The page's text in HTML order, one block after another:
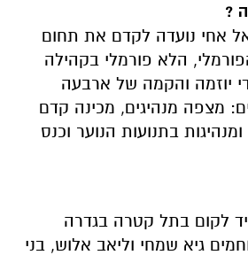
?
אחי נועדה לקדם את תחום
הלא פורמלי בקהילה
יוזמה והקמה של ארבעה
מצפה מנהיגים, מכינה קדם
בתנועות הנוער וכנס
לקום בתל קטרה בגדרה
גיא שמחי וליאב אלוש, בני